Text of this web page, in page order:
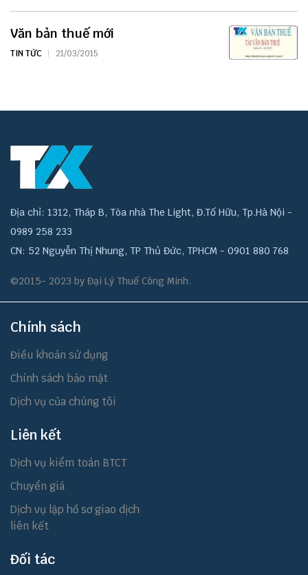
Văn bản thuế mới
TIN TỨC 21/03/2015
Địa chỉ: 1312, Tháp B, Tòa nhà The Light, Đ.Tố Hữu, Tp.Hà Nội -
0989 258 233
CN: 52 Nguyễn Thị Nhung, TP Thủ Đức, TPHCM - 0901 880 768
©2015- 2023 by Đại Lý Thuế Công Minh.
Chính sách
Điều khoản sử dụng
Chính sách bảo mật
Dịch vụ của chúng tôi
Liên kết
Dịch vụ kiểm toán BTCT
Chuyển giá
Dịch vụ lập hồ sơ giao dịch
liên kết
Đối tác